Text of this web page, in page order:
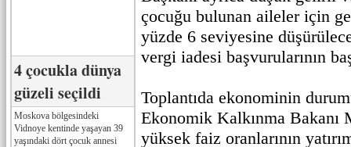
4 çocukla dünya
güzeli seçildi
Moskova bölgesindeki
Vidnoye kentinde yaşayan 39
yaşındaki dört çocuk annesi
çocuğu bulunan aileler için
yüzde 6 seviyesine
vergi iadesi başvurularının
Toplantıda ekonominin
Ekonomik Kalkınma Bakanı
yüksek faiz oranlarının